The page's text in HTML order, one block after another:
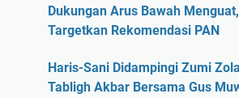
Dukungan Arus Bawah
Targetkan Rekomendasi PAN
Haris-Sani Didampingi Zumi
Tabligh Akbar Bersama Gus